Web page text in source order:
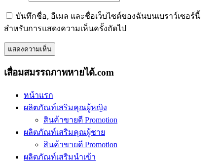
บันทึกชื่อ, อีเมล และชื่อเว็บไซต์ของฉันบนเบราว์เซอร์นี้
สำหรับการแสดงความเห็นครั้งถัดไป
เสื่อมสมรรถภาพหายได้.com
หน้าแรก
ผลิตภัณท์เสริมคุณผู้หญิง
สินค้าขายดี Promotion
ผลิตภัณท์เสริมคุณผู้ชาย
สินค้าขายดี Promotion
ผลิตภัณท์เสริมนำเข้า